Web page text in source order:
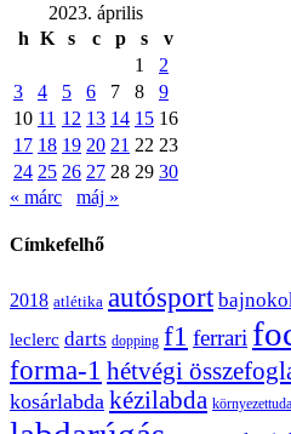
2023. április
h K s c p s
v
1
2
3
4 5 6 7 8
9
10 11 12 13 14 15 16
17 18 19 20 21 22 23
24 25 26 27 28 29 30
« márc
máj »
Címkefelhő
2018 atlétika autósport
leclerc darts dopping f1 ferrari
forma-1 hétvégi
kosárlabda kézilabda